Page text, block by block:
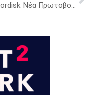
Novo Nordisk: Νέα Πρωτοβουλία για την πρόληψη της παιδικής Παχυσαρκίας σε πέντε ηπείρους